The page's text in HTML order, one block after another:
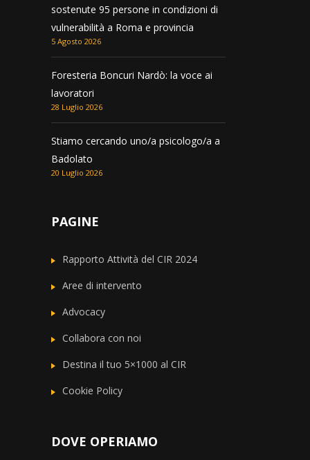
sostenute 95 persone in condizioni di
vulnerabilità a Roma e provincia
5 Agosto 2026
Foresteria Boncuri Nardò: la voce ai
lavoratori
28 Luglio 2026
Stiamo cercando uno/a psicologo/a a
Badolato
20 Luglio 2026
PAGINE
Rapporto Attività del CIR 2024
Aree di intervento
Advocacy
Collabora con noi
Destina il tuo 5×1000 al CIR
Cookie Policy
DOVE OPERIAMO